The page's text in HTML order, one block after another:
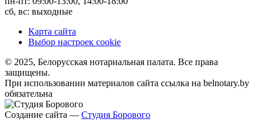
сб, вс: выходные
Карта сайта
Выбор настроек cookie
© 2025, Белорусская нотариальная палата. Все права
защищены.
При использовании материалов сайта ссылка на belnotary.by
обязательна
Создание сайта — Студия Борового